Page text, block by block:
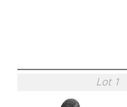
Lot 1